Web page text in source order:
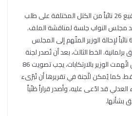
الخط الأول هو تجميع تواقيع 26 نائباً من الكتل المختلفة على طلب
مجلس النواب جلسة لمناقشة الملف.
الخط الثاني، هو تصويت 65 نائباً لإحالة الوزير المتّهم إلى المجلس
الخط الثالث، بعد أن تُصدر لجنة
التحقيق تقريرها، وفي حال اتّهمت الوزير بالارتكابات، يجب تصويت 86
يسقط. كما يُمكن للّجنة في تقريرها أن تُبرّىء
العدلي قد ادّعى عليه، وأصدر قراراً ظنّياً
بشأنها.